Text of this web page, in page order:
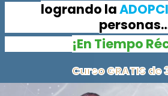
logrando la
¡En Tiempo
Curso GRATIS de